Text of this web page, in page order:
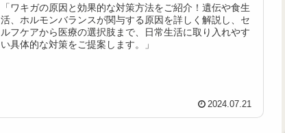
「ワキガの原因と効果的な対策方法をご紹介！遺伝や食生
活、ホルモンバランスが関与する原因を詳しく解説し、セ
ルフケアから医療の選択肢まで、日常生活に取り入れやす
い具体的な対策をご提案します。」
2024.07.21